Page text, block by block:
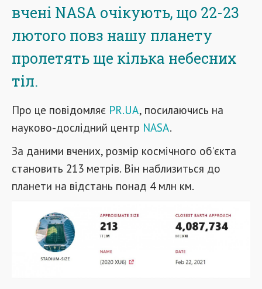
вчені NASA очікують, що 22-23
лютого повз нашу планету
пролетять ще кілька небесних
тіл.
Про це повідомляє PR.UA, посилаючись на
науково-дослідний центр NASA.
За даними вчених, розмір космічного обʼєкта
становить 213 метрів. Він наблизиться до
планети на відстань понад 4 млн км.